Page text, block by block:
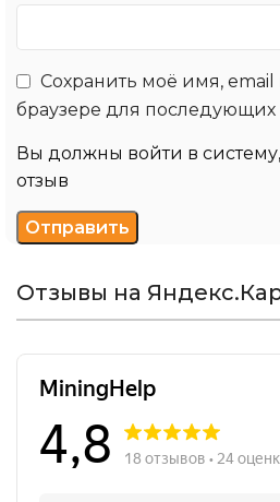
Сохранить моё имя, email
браузере для
Вы должны войти в систему,
отзыв
Отзывы на